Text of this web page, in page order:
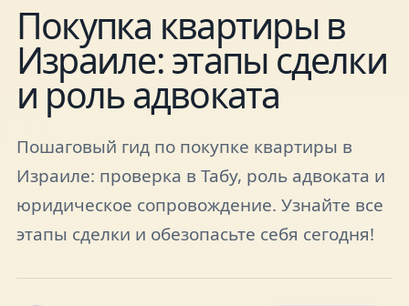
Новости
Специалисты
Города
FAQ
Покупка квартиры в
Израиле: этапы сделки
и роль адвоката
Пошаговый гид по покупке квартиры в
Израиле: проверка в Табу, роль адвоката и
юридическое сопровождение. Узнайте все
этапы сделки и обезопасьте себя сегодня!